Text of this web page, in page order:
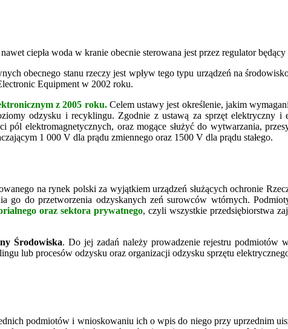
ciepła woda w kranie obecnie sterowana jest przez regulator
obecnego stanu rzeczy jest wpływ tego typu urządzeń na
Equipment w 2002 roku.
z 2005 roku.Celem ustawy jest określenie, jakim
odzysku i recyklingu. Zgodnie z ustawą za sprzęt elektryczny i
pól elektromagnetycznych, oraz mogące służyć do wytwarzania,
1 000 V dla prądu zmiennego oraz 1500 V dla prądu stałego.
na rynek polski za wyjątkiem urządzeń służących ochronie
go do przetworzenia odzyskanych zeń surowców wtórnych.
oraz sektora prywatnego, czyli wszystkie przedsiębiorstwa
Środowiska. Do jej zadań należy prowadzenie rejestru podmiotów
lub procesów odzysku oraz organizacji odzysku sprzętu
podmiotów i wnioskowaniu ich o wpis do niego przy uprzednim